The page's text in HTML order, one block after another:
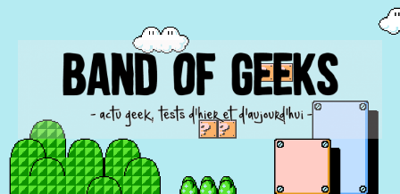
BAND OF GEEKS
Actu Geek d'hier et d'aujourd'hui